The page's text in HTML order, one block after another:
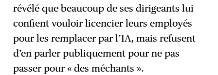
révélé que beaucoup de ses dirigeants lui
confient vouloir licencier leurs employés
pour les remplacer par l’IA, mais refusent
d’en parler publiquement pour ne pas
passer pour « des méchants ».